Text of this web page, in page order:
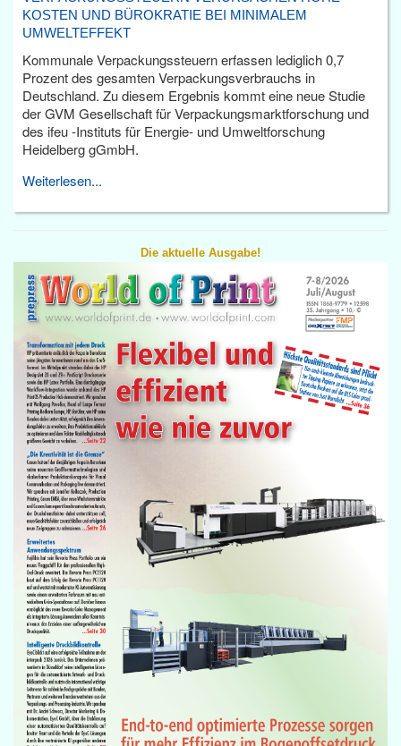
KOSTEN UND BÜROKRATIE BEI MINIMALEM
UMWELTEFFEKT
Kommunale Verpackungssteuern erfassen lediglich 0,7
Prozent des gesamten Verpackungsverbrauchs in
Deutschland. Zu diesem Ergebnis kommt eine neue Studie
der GVM Gesellschaft für Verpackungsmarktforschung und
des ifeu -Instituts für Energie- und Umweltforschung
Heidelberg gGmbH.
Weiterlesen...
Die aktuelle Ausgabe!